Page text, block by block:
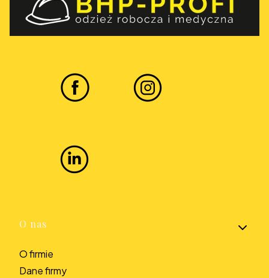
Linki w stopce
O nas
O firmie
Dane firmy